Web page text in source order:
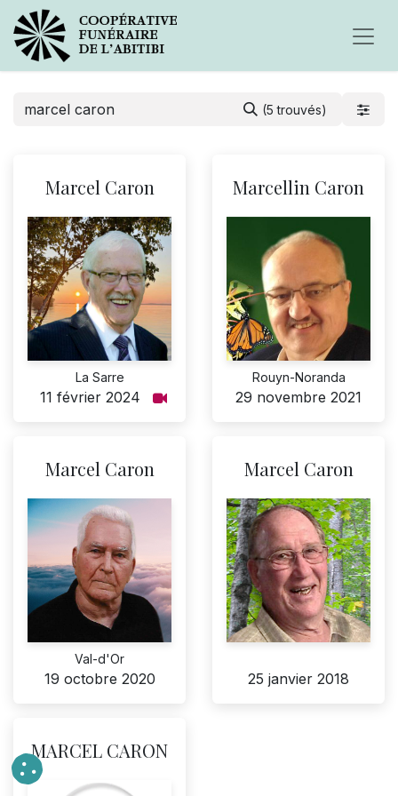
(5 trouvés)
Marcel Caron
La Sarre
11 février 2024
Marcellin Caron
Rouyn-Noranda
29 novembre 2021
Marcel Caron
Val-d'Or
19 octobre 2020
Marcel Caron
25 janvier 2018
MARCEL CARON